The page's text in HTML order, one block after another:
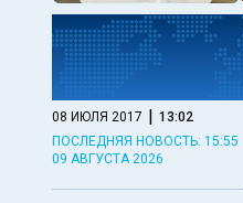
08 ИЮЛЯ 2017 | 13:02
ПОСЛЕДНЯЯ НОВОСТЬ: 15:55
09 АВГУСТА 2026